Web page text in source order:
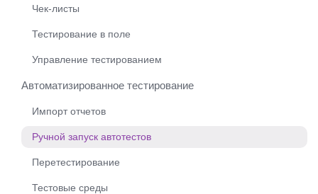
Чек-листы
Тестирование в поле
Управление тестированием
Автоматизированное тестирование
Импорт отчетов
Ручной запуск автотестов
Перетестирование
Тестовые среды